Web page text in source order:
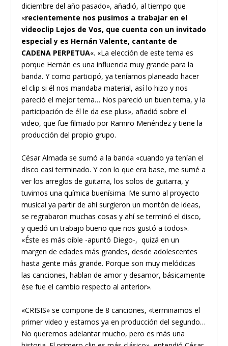
diciembre del año pasado», añadió, al tiempo que
«recientemente nos pusimos a trabajar en el
videoclip Lejos de Vos, que cuenta con un invitado
especial y es Hernán Valente, cantante de
CADENA PERPETUA«. «La elección de este tema es
porque Hernán es una influencia muy grande para la
banda. Y como participó, ya teníamos planeado hacer
el clip si él nos mandaba material, así lo hizo y nos
pareció el mejor tema… Nos pareció un buen tema, y la
participación de él le da ese plus», añadió sobre el
video, que fue filmado por Ramiro Menéndez y tiene la
producción del propio grupo.
César Almada se sumó a la banda «cuando ya tenían el
disco casi terminado. Y con lo que era base, me sumé a
ver los arreglos de guitarra, los solos de guitarra, y
tuvimos una química buenísima. Me sumo al proyecto
musical ya partir de ahí surgieron un montón de ideas,
se regrabaron muchas cosas y ahí se terminó el disco,
y quedó un trabajo bueno que nos gustó a todos».
«Éste es más oíble -apuntó Diego-, quizá en un
margen de edades más grandes, desde adolescentes
hasta gente más grande. Porque son muy melódicas
las canciones, hablan de amor y desamor, básicamente
ése fue el cambio respecto al anterior».
«CRISIS» se compone de 8 canciones, «terminamos el
primer video y estamos ya en producción del segundo…
No queremos adelantar mucho, pero es más una